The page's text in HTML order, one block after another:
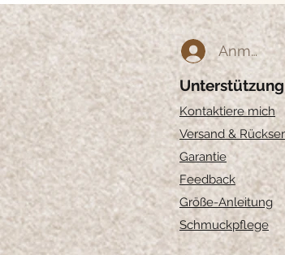
Unterstützung
Kontaktiere mich
Versand &
Garantie
Feedback
Größe-Anleitung
Schmuckpflege